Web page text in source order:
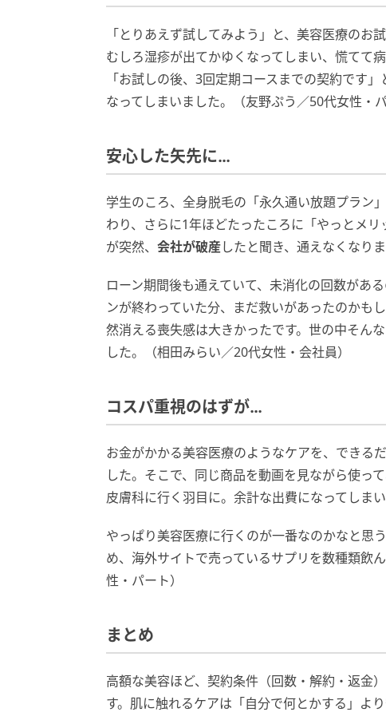
「とりあえず試してみよう」と、美容医療のお
むしろ湿疹が出てかゆくなってしまい、慌てて
「お試しの後、3回定期コースまでの契約です
なってしまいました。（友野ぷう／50代女性・パ
安心した矢先に…
学生のころ、全身脱毛の「永久通い放題プラン
わり、さらに1年ほどたったころに「やっとメ
が突然、 会社が破産したと聞き、通えなくなりま
ローン期間後も通えていて、未消化の回数があ
ンが終わっていた分、まだ救いがあったのかも
然消える喪失感は大きかったです。世の中そん
した。（相田みらい／20代女性・会社員）
コスパ重視のはずが…
お金がかかる美容医療のようなケアを、できる
した。そこで、同じ商品を動画を見ながら使って
皮膚科に行く羽目に。余計な出費になってしまい
やっぱり美容医療に行くのが一番なのかなと思
め、海外サイトで売っているサプリを数種類飲
性・パート）
まとめ
高額な美容ほど、契約条件（回数・解約・返金
す。肌に触れるケアは「自分で何とかする」よ